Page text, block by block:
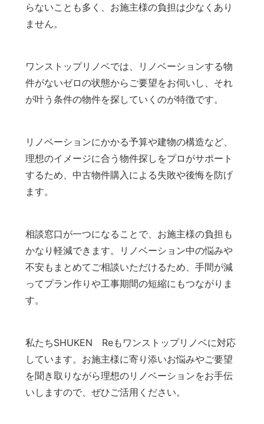
らないことも多く、お施主様の負担は少なくあり
ません。
ワンストップリノベでは、リノベーションする物
件がないゼロの状態からご要望をお伺いし、それ
が叶う条件の物件を探していくのが特徴です。
リノベーションにかかる予算や建物の構造など、
理想のイメージに合う物件探しをプロがサポート
するため、中古物件購入による失敗や後悔を防げ
ます。
相談窓口が一つになることで、お施主様の負担も
かなり軽減できます。リノベーション中の悩みや
不安もまとめてご相談いただけるため、手間が減
ってプラン作りや工事期間の短縮にもつながりま
す。
私たちSHUKEN Reもワンストップリノベに対応
しています。お施主様に寄り添いお悩みやご要望
を聞き取りながら理想のリノベーションをお手伝
いしますので、ぜひご活用ください。